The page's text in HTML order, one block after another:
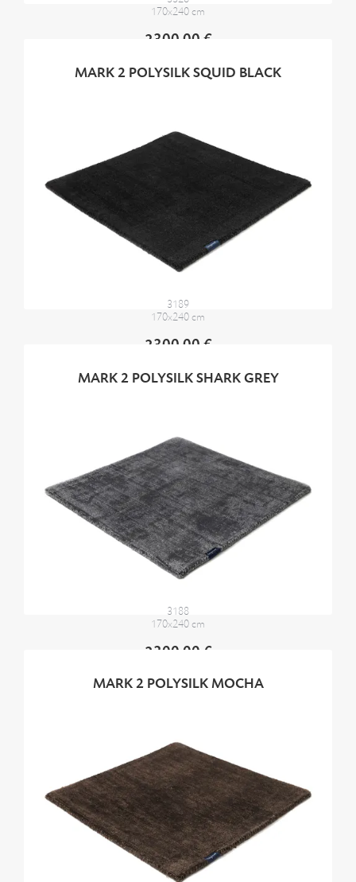
170x240 cm
2300,00 €
MARK 2 POLYSILK SQUID BLACK
3189
170x240 cm
2300,00 €
MARK 2 POLYSILK SHARK GREY
3188
170x240 cm
2300,00 €
MARK 2 POLYSILK MOCHA